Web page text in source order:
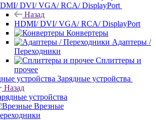
DVI/ VGA/ RCA/ DisplayPort
Назад
HDMI/ DVI/ VGA/ RCA/ DisplayPort
Конвертеры
Адаптеры /
Переходники
Сплиттеры и
прочее
Зарядные устройства
Назад
устройства
Врезные